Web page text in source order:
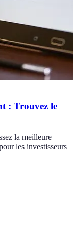
: Trouvez le
la meilleure
les investisseurs